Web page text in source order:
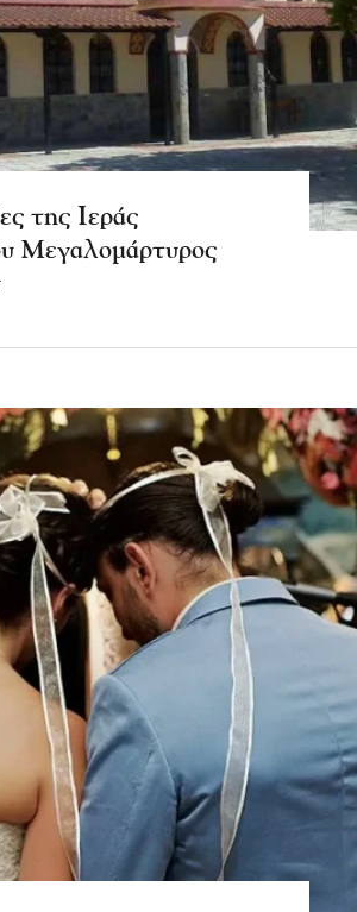
της Ιεράς
Μεγαλομάρτυρος